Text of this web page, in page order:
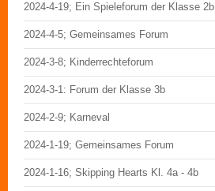
2024-4-19; Ein Spieleforum der Klasse 2b
2024-4-5; Gemeinsames Forum
2024-3-8; Kinderrechteforum
2024-3-1: Forum der Klasse 3b
2024-2-9; Karneval
2024-1-19; Gemeinsames Forum
2024-1-16; Skipping Hearts Kl. 4a - 4b